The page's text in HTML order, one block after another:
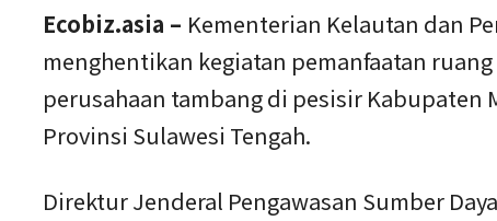
Ecobiz.asia – Kementerian Kelautan dan
menghentikan kegiatan pemanfaatan
perusahaan tambang di pesisir Kabupaten
Provinsi Sulawesi Tengah.
Direktur Jenderal Pengawasan Sumber